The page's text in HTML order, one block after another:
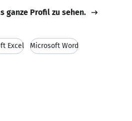
ganze Profil zu sehen.
Excel Microsoft Word